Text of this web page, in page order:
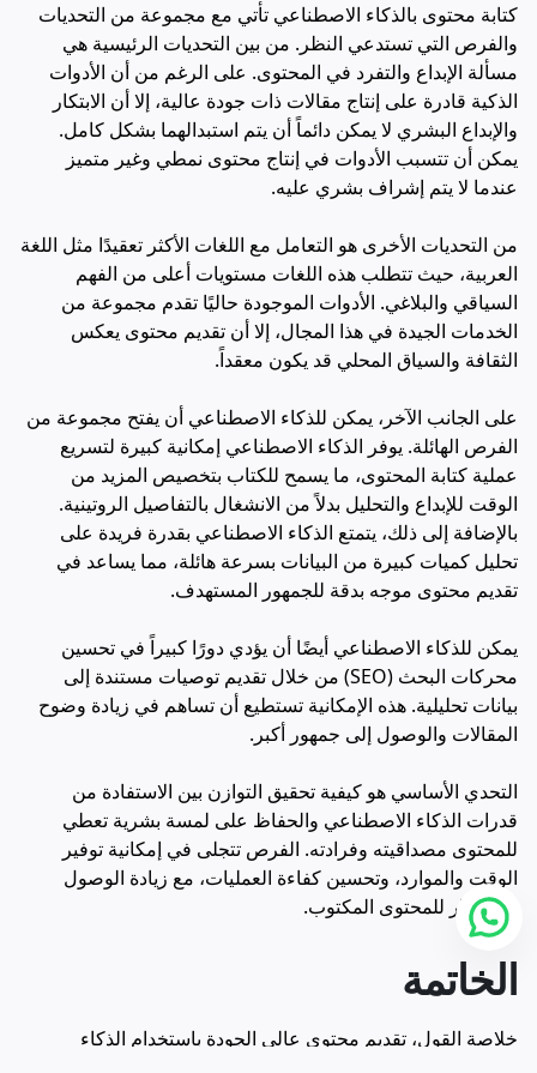
كتابة محتوى بالذكاء الاصطناعي تأتي مع مجموعة من التحديات
والفرص التي تستدعي النظر. من بين التحديات الرئيسية هي
مسألة الإبداع والتفرد في المحتوى. على الرغم من أن الأدوات
الذكية قادرة على إنتاج مقالات ذات جودة عالية، إلا أن الابتكار
والإبداع البشري لا يمكن دائماً أن يتم استبدالهما بشكل كامل.
يمكن أن تتسبب الأدوات في إنتاج محتوى نمطي وغير متميز
عندما لا يتم إشراف بشري عليه.
من التحديات الأخرى هو التعامل مع اللغات الأكثر تعقيدًا مثل اللغة
العربية، حيث تتطلب هذه اللغات مستويات أعلى من الفهم
السياقي والبلاغي. الأدوات الموجودة حاليًا تقدم مجموعة من
الخدمات الجيدة في هذا المجال، إلا أن تقديم محتوى يعكس
الثقافة والسياق المحلي قد يكون معقداً.
على الجانب الآخر، يمكن للذكاء الاصطناعي أن يفتح مجموعة من
الفرص الهائلة. يوفر الذكاء الاصطناعي إمكانية كبيرة لتسريع
عملية كتابة المحتوى، ما يسمح للكتاب بتخصيص المزيد من
الوقت للإبداع والتحليل بدلاً من الانشغال بالتفاصيل الروتينية.
بالإضافة إلى ذلك، يتمتع الذكاء الاصطناعي بقدرة فريدة على
تحليل كميات كبيرة من البيانات بسرعة هائلة، مما يساعد في
تقديم محتوى موجه بدقة للجمهور المستهدف.
يمكن للذكاء الاصطناعي أيضًا أن يؤدي دورًا كبيراً في تحسين
محركات البحث (SEO) من خلال تقديم توصيات مستندة إلى
بيانات تحليلية. هذه الإمكانية تستطيع أن تساهم في زيادة وضوح
المقالات والوصول إلى جمهور أكبر.
التحدي الأساسي هو كيفية تحقيق التوازن بين الاستفادة من
قدرات الذكاء الاصطناعي والحفاظ على لمسة بشرية تعطي
للمحتوى مصداقيته وفرادته. الفرص تتجلى في إمكانية توفير
الوقت والموارد، وتحسين كفاءة العمليات، مع زيادة الوصول
والانتشار للمحتوى المكتوب.
الخاتمة
خلاصة القول، تقديم محتوى عالي الجودة باستخدام الذكاء